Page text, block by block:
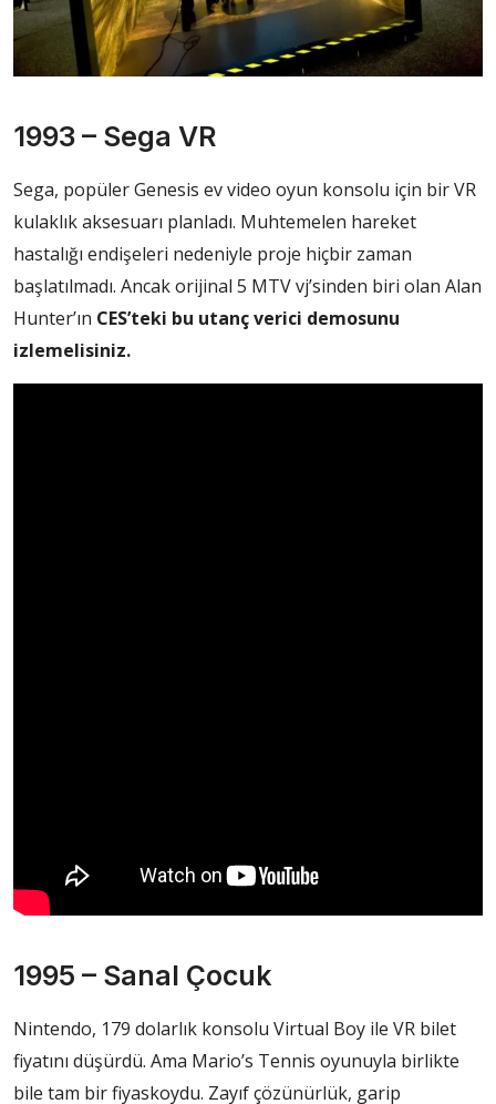
1993 – Sega VR
Sega, popüler Genesis ev video oyun konsolu için bir VR
kulaklık aksesuarı planladı. Muhtemelen hareket
hastalığı endişeleri nedeniyle proje hiçbir zaman
başlatılmadı. Ancak orijinal 5 MTV vj’sinden biri olan Alan
Hunter’ın CES’teki bu utanç verici demosunu
izlemelisiniz.
1995 – Sanal Çocuk
Nintendo, 179 dolarlık konsolu Virtual Boy ile VR bilet
fiyatını düşürdü. Ama Mario’s Tennis oyunuyla birlikte
bile tam bir fiyaskoydu. Zayıf çözünürlük, garip